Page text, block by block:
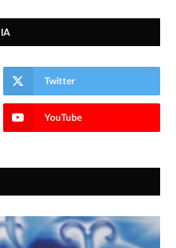
Twitter
YouTube